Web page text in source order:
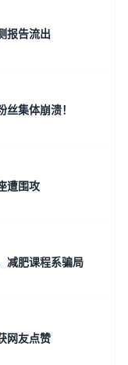
报告流出
集体崩溃！
遭围攻
减肥课程系骗局
网友点赞